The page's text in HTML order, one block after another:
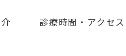
診療時間・アクセス